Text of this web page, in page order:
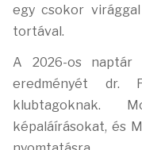
egy csokor
tortával.
A 2026-os naptár
eredményét dr.
klubtagoknak.
képaláírásokat, és